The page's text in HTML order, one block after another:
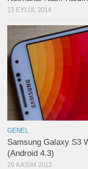
13 EYLÜL 2014
GENEL
Samsung Galaxy S3
(Android 4.3)
29 KASIM 2013